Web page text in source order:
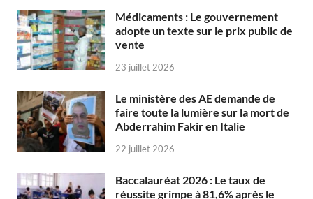
Médicaments : Le gouvernement
adopte un texte sur le prix public de
vente
23 juillet 2026
Le ministère des AE demande de
faire toute la lumière sur la mort de
Abderrahim Fakir en Italie
22 juillet 2026
Baccalauréat 2026 : Le taux de
réussite grimpe à 81,6% après le